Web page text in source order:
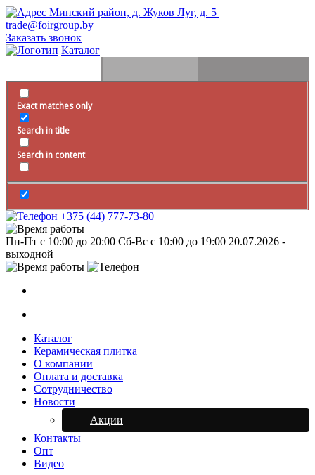
Минский район, д. Жуков Луг, д. 5
trade@foirgroup.by
Заказать звонок
Каталог
Exact matches only
Search in title
Search in content
+375 (44) 777-73-80
Пн-Пт с 10:00 до 20:00 Сб-Вс с 10:00 до 19:00 20.07.2026 -
выходной
Каталог
Керамическая плитка
О компании
Оплата и доставка
Сотрудничество
Новости
Акции
Контакты
Опт
Видео